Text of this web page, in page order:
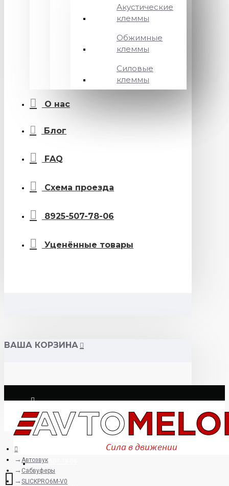
Акустические
клеммы
Обжимные
клеммы
Силовые
клеммы
О нас
Блог
FAQ
Схема проезда
8925-507-78-06
Уценённые товары
ВАША КОРЗИНА
Логин
Регистрация
8925-507-78-06
Автозвук
Сабвуферы
SLICKPRO6M-V0